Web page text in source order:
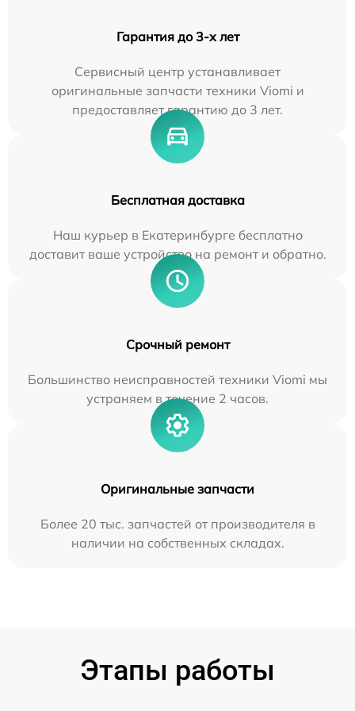
Гарантия до 3-х лет
Сервисный центр устанавливает
оригинальные запчасти техники Viomi и
предоставляет гарантию до 3 лет.
Бесплатная доставка
Наш курьер в Екатеринбурге бесплатно
доставит ваше устройство на ремонт и обратно.
Срочный ремонт
Большинство неисправностей техники Viomi мы
устраняем в течение 2 часов.
Оригинальные запчасти
Более 20 тыс. запчастей от производителя в
наличии на собственных складах.
Этапы работы